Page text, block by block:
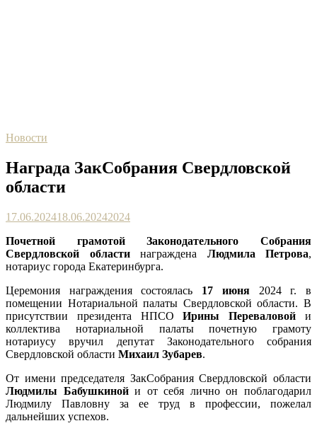
Новости
Награда ЗакСобрания Свердловской
области
17.06.202418.06.20242024
Почетной грамотой Законодательного Собрания
Свердловской областинаграждена Людмила Петрова,
нотариус города Екатеринбурга.
Церемония награждения состоялась 17 июня2024 г. в
помещении Нотариальной палаты Свердловской области. В
присутствии президента НПСОИрины Переваловой и
коллектива нотариальной палаты почетную грамоту
нотариусу вручил депутат Законодательного собрания
Свердловской области Михаил Зубарев.
От имени председателя ЗакСобрания Свердловской области
Людмилы Бабушкинойи от себя лично он поблагодарил
Людмилу Павловну за ее труд в профессии, пожелал
дальнейших успехов.